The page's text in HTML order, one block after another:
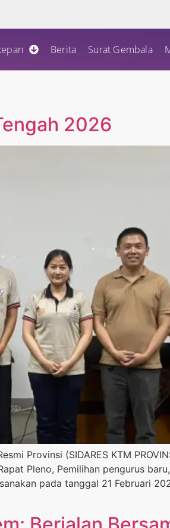
Berita Surat Gembala
2026
Provinsi (SIDARES KTM
Pleno, Pemilihan pengurus
pada tanggal 21 Februari